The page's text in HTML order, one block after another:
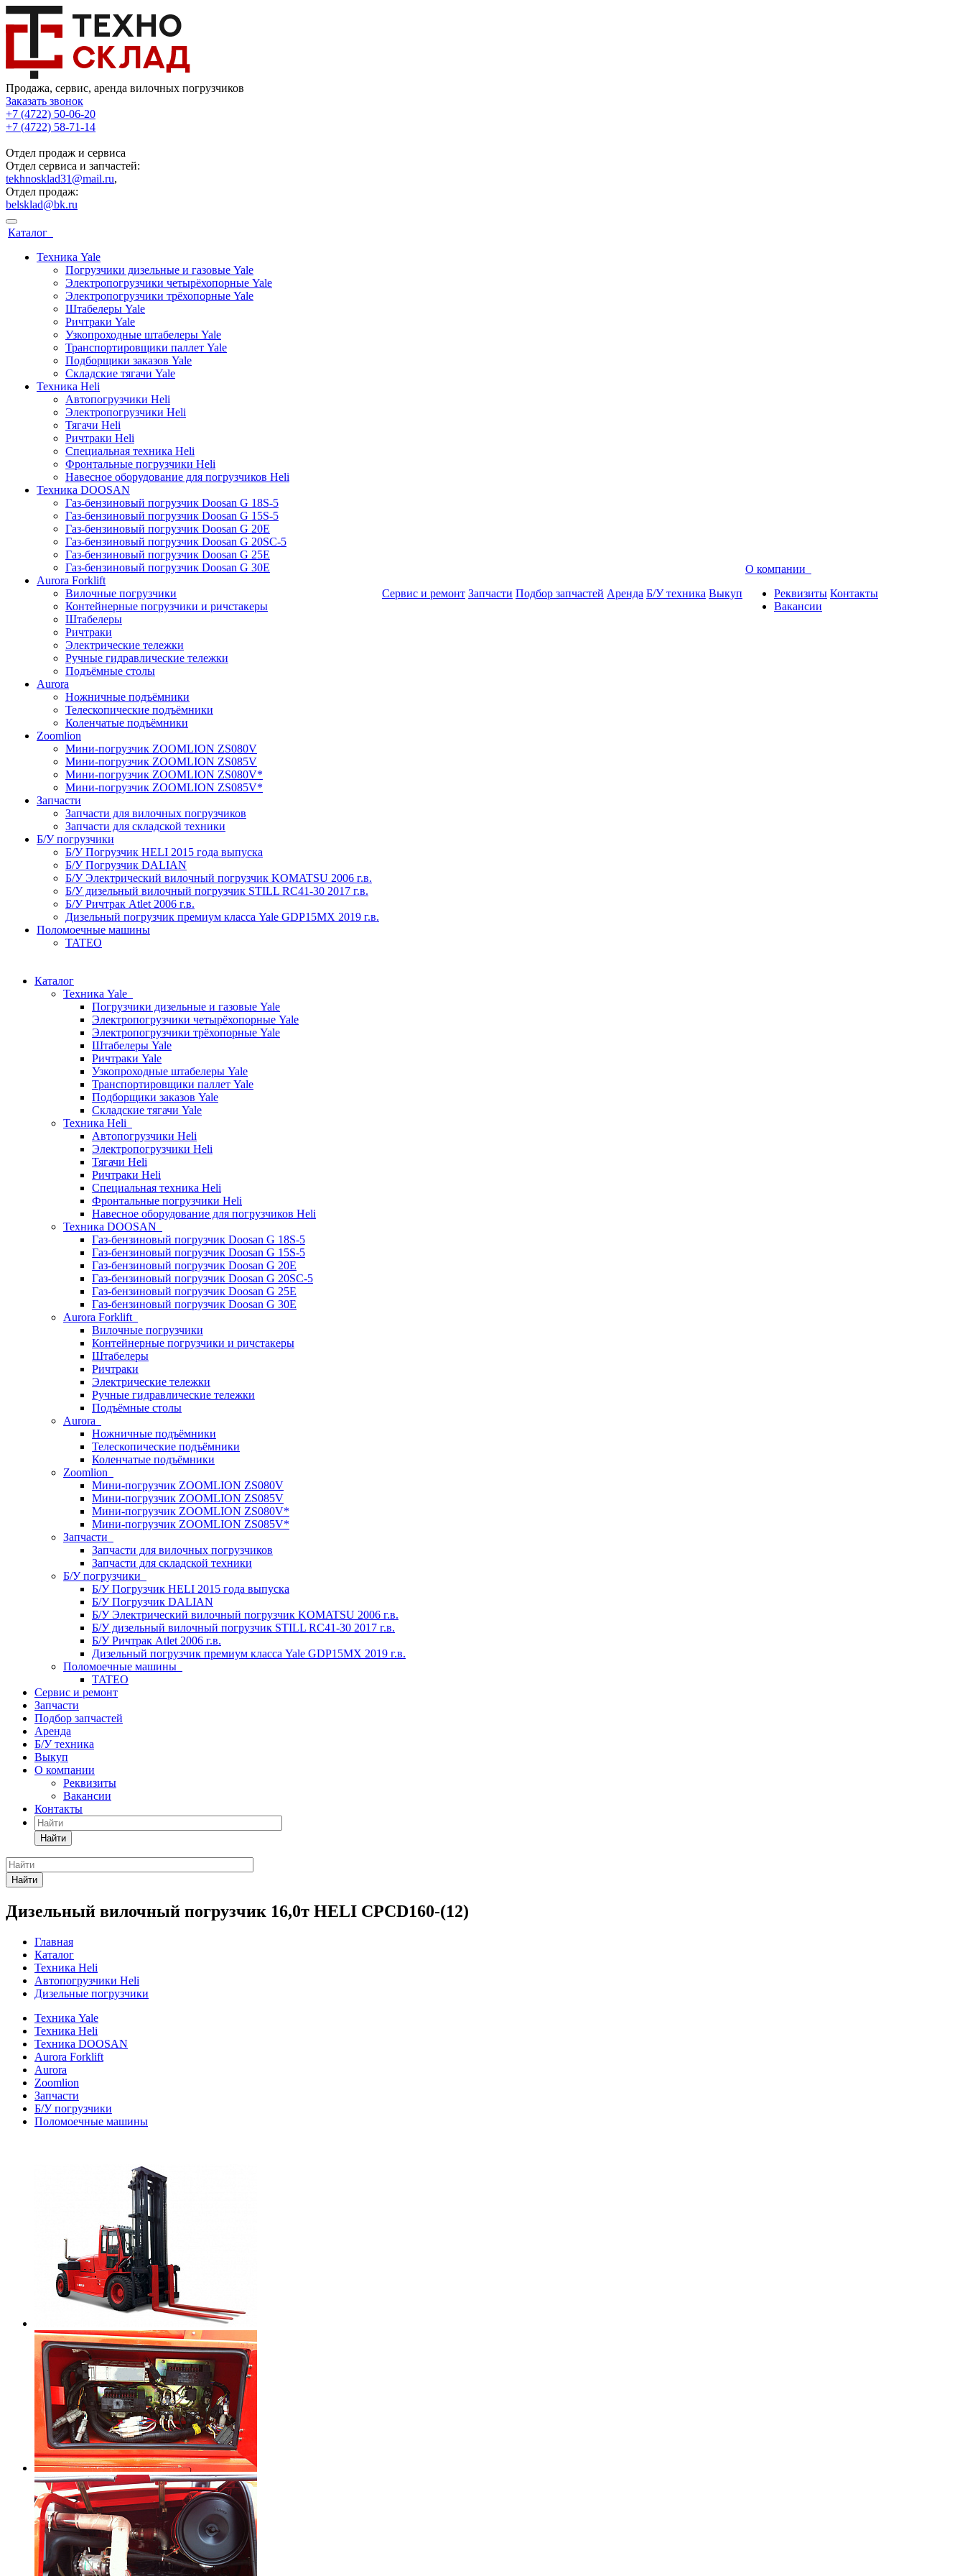
Продажа, сервис, аренда вилочных погрузчиков
Заказать звонок
+7 (4722) 50-06-20
+7 (4722) 58-71-14
Отдел продаж и сервиса
Отдел сервиса и запчастей:
tekhnosklad31@mail.ru,
Отдел продаж:
belsklad@bk.ru
Каталог
Техника Yale
Погрузчики дизельные и газовые Yale
Электропогрузчики четырёхопорные Yale
Электропогрузчики трёхопорные Yale
Штабелеры Yale
Ричтраки Yale
Узкопроходные штабелеры Yale
Транспортировщики паллет Yale
Подборщики заказов Yale
Складские тягачи Yale
Техника Heli
Автопогрузчики Heli
Электропогрузчики Heli
Тягачи Heli
Ричтраки Heli
Специальная техника Heli
Фронтальные погрузчики Heli
Навесное оборудование для погрузчиков Heli
Техника DOOSAN
Газ-бензиновый погрузчик Doosan G 18S-5
Газ-бензиновый погрузчик Doosan G 15S-5
Газ-бензиновый погрузчик Doosan G 20E
Газ-бензиновый погрузчик Doosan G 20SC-5
Газ-бензиновый погрузчик Doosan G 25E
Газ-бензиновый погрузчик Doosan G 30E
Aurora Forklift
Вилочные погрузчики
Контейнерные погрузчики и ричстакеры
Штабелеры
Ричтраки
Электрические тележки
Ручные гидравлические тележки
Подъёмные столы
Aurora
Ножничные подъёмники
Телескопические подъёмники
Коленчатые подъёмники
Zoomlion
Мини-погрузчик ZOOMLION ZS080V
Мини-погрузчик ZOOMLION ZS085V
Мини-погрузчик ZOOMLION ZS080V*
Мини-погрузчик ZOOMLION ZS085V*
Запчасти
Запчасти для вилочных погрузчиков
Запчасти для складской техники
Б/У погрузчики
Б/У Погрузчик HELI 2015 года выпуска
Б/У Погрузчик DALIAN
Б/У Электрический вилочный погрузчик KOMATSU 2006 г.в.
Б/У дизельный вилочный погрузчик STILL RC41-30 2017 г.в.
Б/У Ричтрак Atlet 2006 г.в.
Дизельный погрузчик премиум класса Yale GDP15MX 2019 г.в.
Поломоечные машины
TATEO
Сервис и ремонт Запчасти Подбор запчастей Аренда Б/У техника Выкуп
О компании
Реквизиты
Вакансии
Контакты
Каталог
Техника Yale
Погрузчики дизельные и газовые Yale
Электропогрузчики четырёхопорные Yale
Электропогрузчики трёхопорные Yale
Штабелеры Yale
Ричтраки Yale
Узкопроходные штабелеры Yale
Транспортировщики паллет Yale
Подборщики заказов Yale
Складские тягачи Yale
Техника Heli
Автопогрузчики Heli
Электропогрузчики Heli
Тягачи Heli
Ричтраки Heli
Специальная техника Heli
Фронтальные погрузчики Heli
Навесное оборудование для погрузчиков Heli
Техника DOOSAN
Газ-бензиновый погрузчик Doosan G 18S-5
Газ-бензиновый погрузчик Doosan G 15S-5
Газ-бензиновый погрузчик Doosan G 20E
Газ-бензиновый погрузчик Doosan G 20SC-5
Газ-бензиновый погрузчик Doosan G 25E
Газ-бензиновый погрузчик Doosan G 30E
Aurora Forklift
Вилочные погрузчики
Контейнерные погрузчики и ричстакеры
Штабелеры
Ричтраки
Электрические тележки
Ручные гидравлические тележки
Подъёмные столы
Aurora
Ножничные подъёмники
Телескопические подъёмники
Коленчатые подъёмники
Zoomlion
Мини-погрузчик ZOOMLION ZS080V
Мини-погрузчик ZOOMLION ZS085V
Мини-погрузчик ZOOMLION ZS080V*
Мини-погрузчик ZOOMLION ZS085V*
Запчасти
Запчасти для вилочных погрузчиков
Запчасти для складской техники
Б/У погрузчики
Б/У Погрузчик HELI 2015 года выпуска
Б/У Погрузчик DALIAN
Б/У Электрический вилочный погрузчик KOMATSU 2006 г.в.
Б/У дизельный вилочный погрузчик STILL RC41-30 2017 г.в.
Б/У Ричтрак Atlet 2006 г.в.
Дизельный погрузчик премиум класса Yale GDP15MX 2019 г.в.
Поломоечные машины
TATEO
Сервис и ремонт
Запчасти
Подбор запчастей
Аренда
Б/У техника
Выкуп
О компании
Реквизиты
Вакансии
Контакты
Найти
Найти
Дизельный вилочный погрузчик 16,0т HELI CPCD160-(12)
Главная
Каталог
Техника Heli
Автопогрузчики Heli
Дизельные погрузчики
Техника Yale
Техника Heli
Техника DOOSAN
Aurora Forklift
Aurora
Zoomlion
Запчасти
Б/У погрузчики
Поломоечные машины